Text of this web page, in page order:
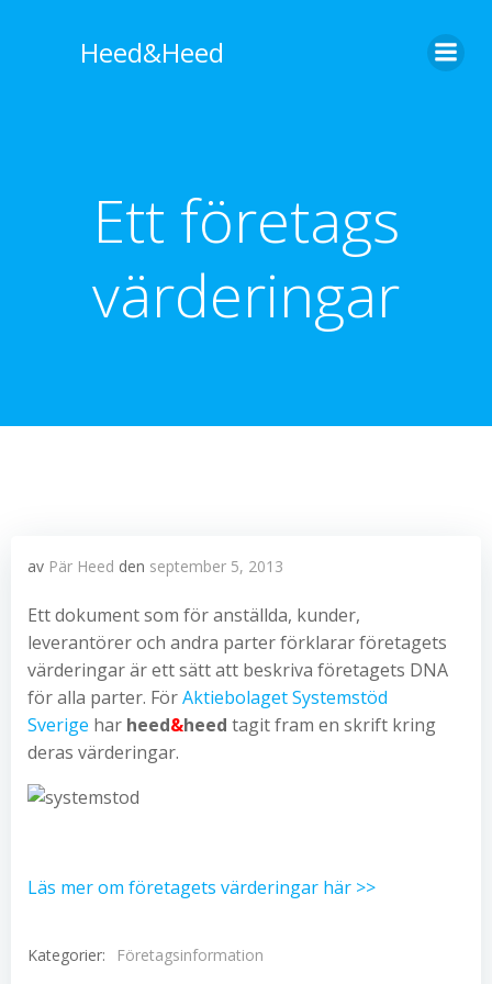
Heed&Heed
Ett företags
värderingar
av Pär Heed den september 5, 2013
Ett dokument som för anställda, kunder,
leverantörer och andra parter förklarar företagets
värderingar är ett sätt att beskriva företagets DNA
för alla parter. FörAktiebolaget Systemstöd
Sverige har heed&heed tagit fram en skrift kring
deras värderingar.
Läs mer om företagets värderingar här >>
Kategorier: Företagsinformation